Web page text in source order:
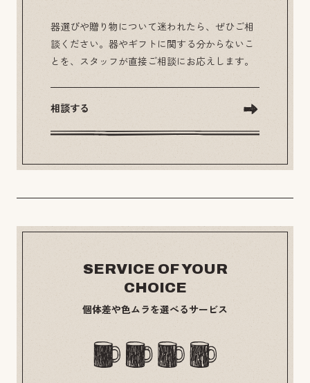
器選びや贈り物について迷われたら、ぜひご相
談ください。器やギフトに関する分からないこ
とを、スタッフが直接ご相談にお応えします。
相談する
SERVICE OF YOUR
CHOICE
個体差や色ムラを選べるサービス